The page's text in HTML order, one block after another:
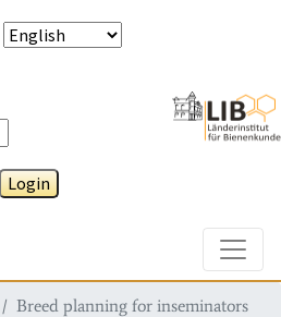
Login
Breed planning for inseminators